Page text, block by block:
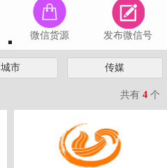
微信货源 发布微信号
城市 传媒
共有 4 个